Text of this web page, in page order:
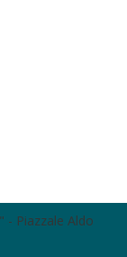
- Piazzale Aldo